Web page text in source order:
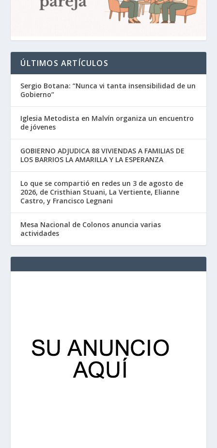
ÚLTIMOS ARTÍCULOS
Sergio Botana: “Nunca vi tanta insensibilidad de un
Gobierno”
Iglesia Metodista en Malvín organiza un encuentro
de jóvenes
GOBIERNO ADJUDICA 88 VIVIENDAS A FAMILIAS DE
LOS BARRIOS LA AMARILLA Y LA ESPERANZA
Lo que se compartió en redes un 3 de agosto de
2026, de Cristhian Stuani, La Vertiente, Elianne
Castro, y Francisco Legnani
Mesa Nacional de Colonos anuncia varias
actividades